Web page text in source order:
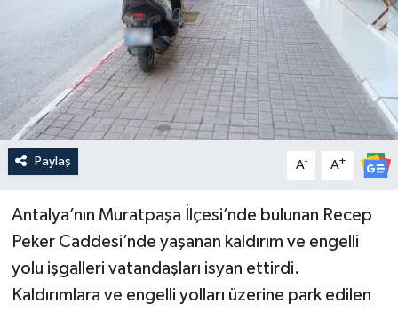
Paylaş A- A+
Antalya’nın Muratpaşa İlçesi’nde bulunan Recep
Peker Caddesi’nde yaşanan kaldırım ve engelli
yolu işgalleri vatandaşları isyan ettirdi.
Kaldırımlara ve engelli yolları üzerine park edilen
Sağlık & Yaşam
Siyaset
Spor